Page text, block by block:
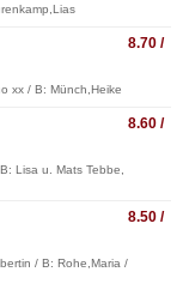
8.70 /
xx / B: Münch,Heike
8.60 /
Lisa u. Mats Tebbe,
8.50 /
/ B: Rohe,Maria /